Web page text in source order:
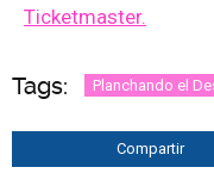
Ticketmaster.
Tags: Planchando el
Compartir